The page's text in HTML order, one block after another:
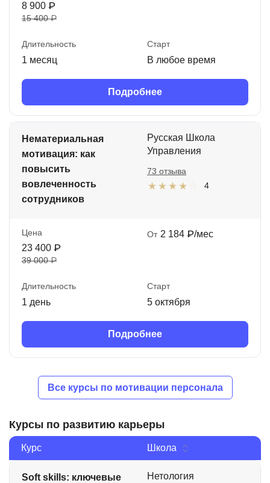
8 900 ₽
15 400 ₽
Длительность
1 месяц
Старт
В любое время
Подробнее
Нематериальная
мотивация: как
повысить
вовлеченность
сотрудников
Русская Школа
Управления
4
73 отзыва
Цена
23 400 ₽
39 000 ₽
От 2 184 ₽/мес
Длительность
1 день
Старт
5 октября
Подробнее
Все курсы по мотивации персонала
Курсы по развитию карьеры
Курс Школа
Soft skills: ключевые
Нетология